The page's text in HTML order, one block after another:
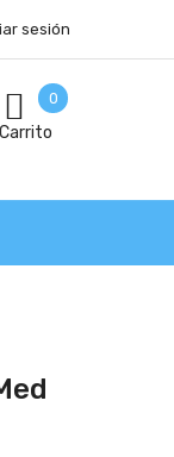
sesión
0